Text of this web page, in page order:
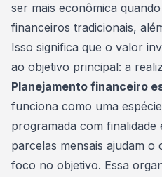
ser mais econômica
financeiros tradicionais,
Isso significa que o valor
ao objetivo principal: a
Planejamento financeiro
funciona como uma
programada com finalidade
parcelas mensais ajudam o
foco no objetivo. Essa